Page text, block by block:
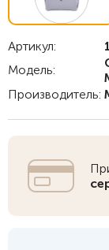
Артикул:
Модель:
Производитель: